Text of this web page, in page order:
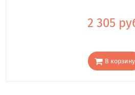
2 305
В корзину